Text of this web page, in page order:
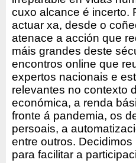
cuxo alcance é incerto.
actuar xa, desde o
atenace a acción que
máis grandes deste
encontros online que
expertos nacionais e
relevantes no contexto
económica, a renda
fronte á pandemia, os
persoais, a
entre outros.
para facilitar a